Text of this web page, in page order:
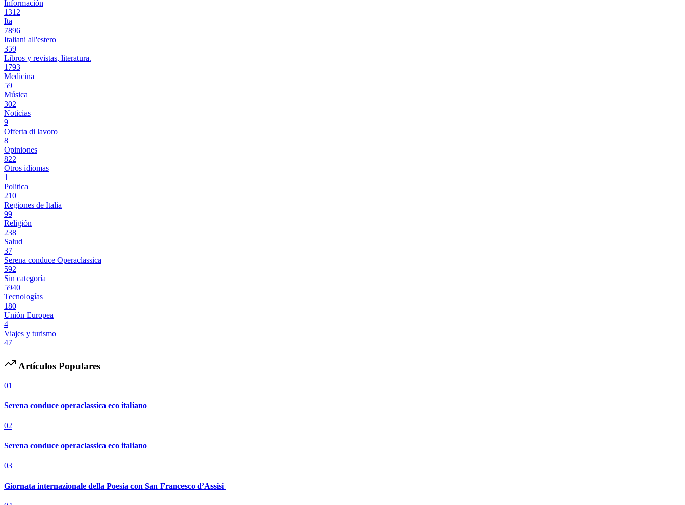
Información
1312
Ita
7896
Italiani all'estero
359
Libros y revistas, literatura.
1793
Medicina
59
Música
302
Noticias
9
Offerta di lavoro
8
Opiniones
822
Otros idiomas
1
Politica
210
Regiones de Italia
99
Religión
238
Salud
37
Serena conduce Operaclassica
592
Sin categoría
5940
Tecnologías
180
Unión Europea
4
Viajes y turismo
47
Artículos Populares
01
Serena conduce operaclassica eco italiano
02
Serena conduce operaclassica eco italiano
03
Giornata internazionale della Poesia con San Francesco d’Assisi